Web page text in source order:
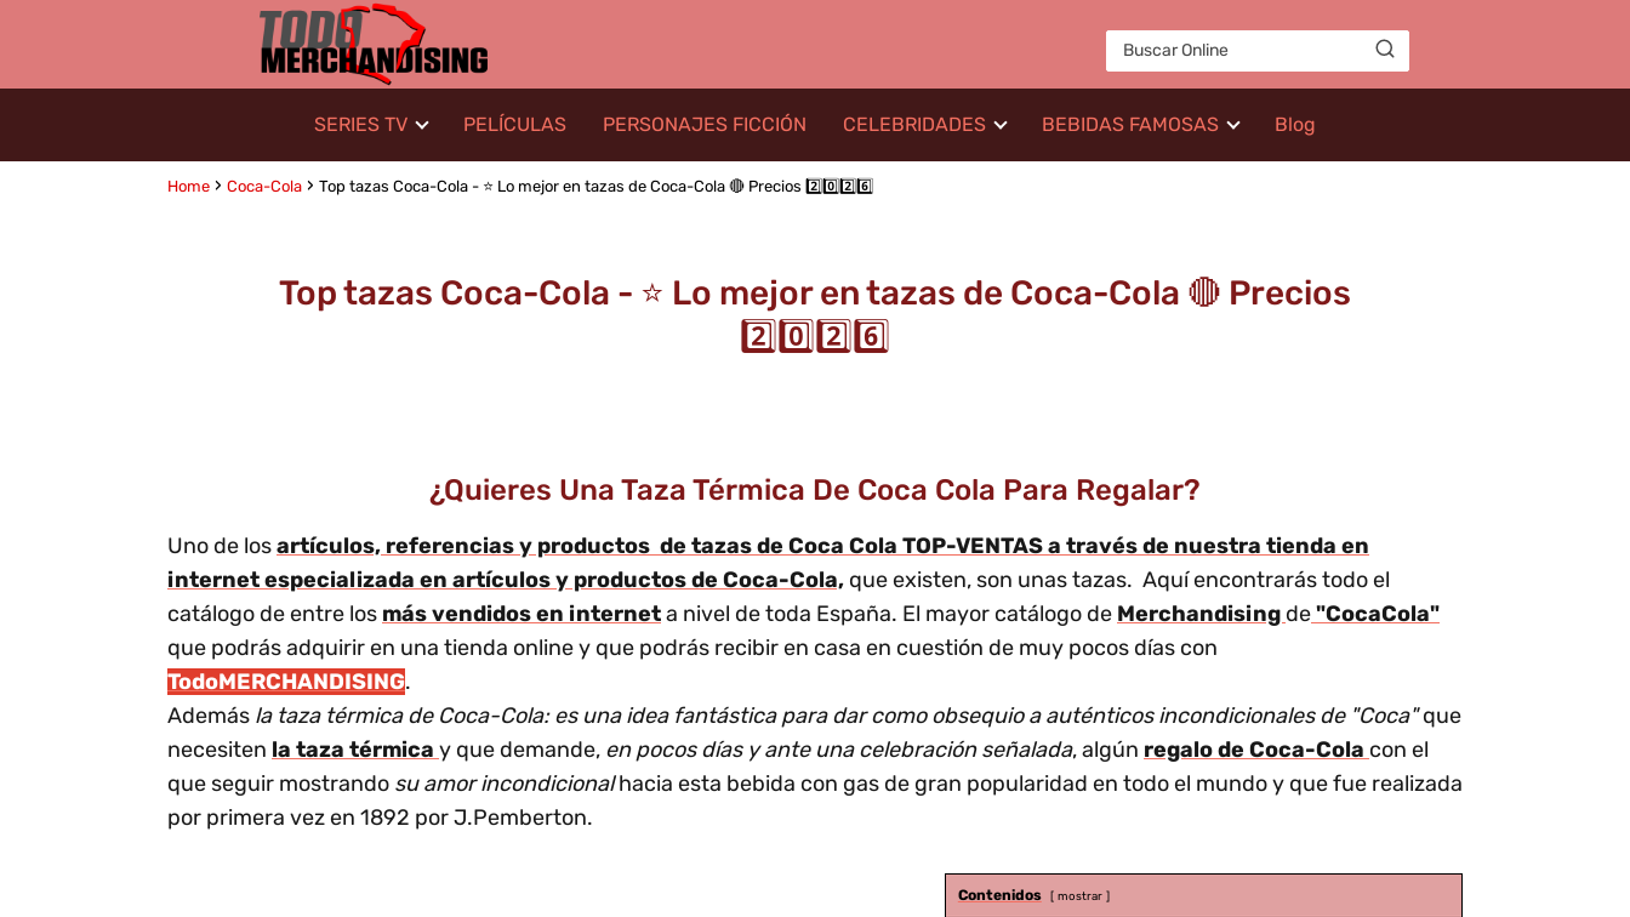
SERIES TV PELÍCULAS PERSONAJES FICCIÓN CELEBRIDADES BEBIDAS FAMOSAS Blog
Home Coca-Cola Top tazas Coca-Cola - ⭐️ Lo mejor en tazas de Coca-Cola 🔴 Precios 2️⃣0️⃣2️⃣6️⃣
Top tazas Coca-Cola - ⭐️ Lo mejor en tazas de Coca-Cola 🔴 Precios
2️⃣0️⃣2️⃣6️⃣
¿Quieres Una Taza Térmica De Coca Cola Para Regalar?
Uno de losartículos, referencias y productos de tazas de Coca Cola TOP-VENTAS a través de nuestra tienda en
internet especializada en artículos y productos de Coca-Cola, que existen, son unas tazas. Aquí encontrarás todo el
catálogo de entre los más vendidos en interneta nivel de toda España. El mayor catálogo de Merchandising de"CocaCola"
que podrás adquirir en una tienda online y que podrás recibir en casa en cuestión de muy pocos días con
TodoMERCHANDISING.
Además la taza térmica de Coca-Cola: es una idea fantástica para dar como obsequio a auténticos incondicionales de "Coca"que
necesiten la taza térmica y que demande, en pocos días y ante una celebración señalada, algún regalo de Coca-Cola con el
que seguir mostrando su amor incondicionalhacia esta bebida con gas de gran popularidad en todo el mundo y que fue realizada
por primera vez en 1892 por J.Pemberton.
Contenidos mostrar